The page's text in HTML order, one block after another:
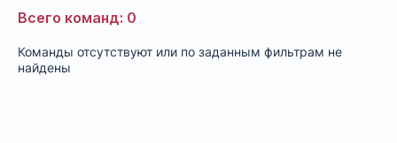
Всего команд: 0
Команды отсутствуют или по заданным фильтрам не
найдены